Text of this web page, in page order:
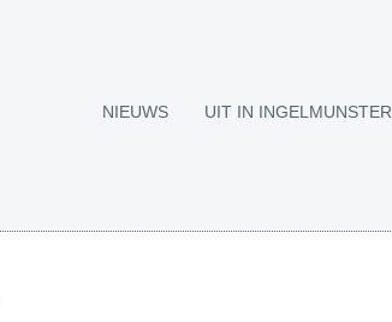
NIEUWS UIT IN INGELMUNSTER